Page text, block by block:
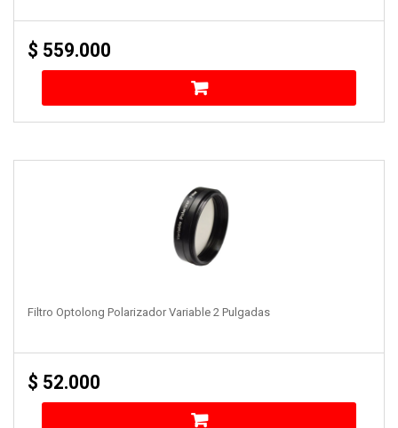
$ 559.000
Filtro Optolong Polarizador Variable 2 Pulgadas
$ 52.000